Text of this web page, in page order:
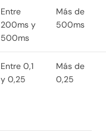
Entre
200ms y
500ms
Más de
500ms
Entre 0,1
y 0,25
Más de
0,25